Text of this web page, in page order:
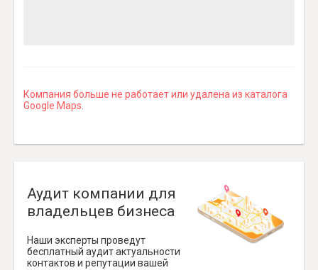
Компания больше не работает или удалена из каталога
Google Maps.
Аудит компании для
владельцев бизнеса
Наши эксперты проведут
бесплатный аудит актуальности
контактов и репутации вашей